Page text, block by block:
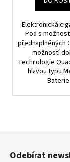
Elektronická
Pod s
přednaplněných
možností
Technologie
hlavou typu
Z
Odebírat